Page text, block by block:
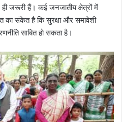
जरूरी हैं। कई जनजातीय क्षेत्रों में
का संकेत है कि सुरक्षा और समावेशी
साबित हो सकता है।